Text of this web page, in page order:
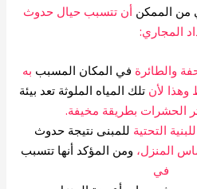
أن تتسبب حيال حدوث
في المكان المسبببه
لأنتلك المياه الملوثة تعد بيئة
بطريقة مخيفة.
للمبنى نتيجة حدوث
ومن المؤكد أنها تتسبب